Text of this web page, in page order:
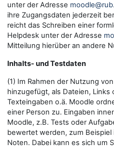
unter der Adresse
ihre Zugangsdaten jederzeit
reicht das Schreiben einer
Helpdesk unter der Adresse
Mitteilung hierüber an andere
Inhalts- und Testdaten
(1) Im Rahmen der Nutzung
hinzugefügt, als Dateien, Links
Texteingaben o.ä. Moodle
einer Person zu. Eingaben
Moodle, z.B. Tests oder
bewertet werden, zum
Noten. Dabei kann es sich um